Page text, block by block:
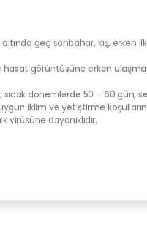
geç sonbahar, kış,
hasat görüntüsüne erken
dönemlerde 50 – 60 gün,
iklim ve yetiştirme
dayanıklıdır.